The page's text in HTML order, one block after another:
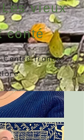
vieux
conté
Centre franco-